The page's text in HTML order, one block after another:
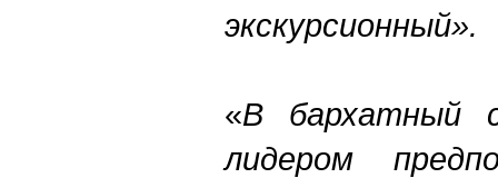
экскурсионный».
«В бархатный
лидером